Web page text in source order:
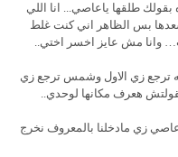
طلقها ياعاصي... انا اللي
بس الظاهر اني كنت غلط
وانا مش عايز اخسر اختي..
ترجع زي الاول وشمس ترجع زي
هعرف مكانها لوحدي..
زي مادخلنا بالمعروف نخرج